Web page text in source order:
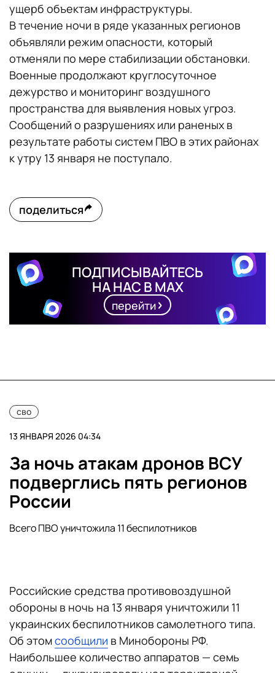
ущерб объектам инфраструктуры.
В течение ночи в ряде указанных регионов
объявляли режим опасности, который
отменяли по мере стабилизации обстановки.
Военные продолжают круглосуточное
дежурство и мониторинг воздушного
пространства для выявления новых угроз.
Сообщений о разрушениях или раненых в
результате работы систем ПВО в этих районах
к утру 13 января не поступало.
поделиться
ПОДПИСЫВАЙТЕСЬ
НА НАС В MAX
перейти
сво
13 ЯНВАРЯ 2026 04:34
За ночь атакам дронов ВСУ
подверглись пять регионов
России
Всего ПВО уничтожила 11 беспилотников
Российские средства противовоздушной
обороны в ночь на 13 января уничтожили 11
украинских беспилотников самолетного типа.
Об этомсообщили в Минобороны РФ.
Наибольшее количество аппаратов — семь